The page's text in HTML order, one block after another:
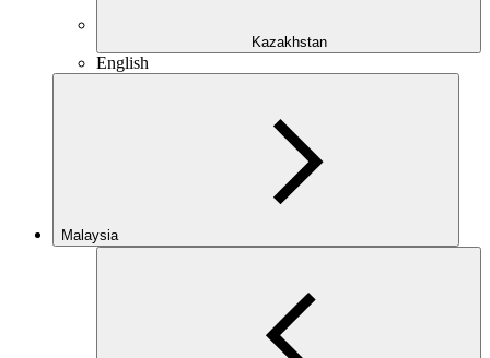
Kazakhstan
English
Malaysia